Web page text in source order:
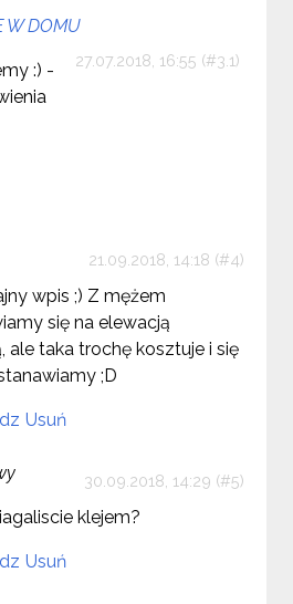
W DOMU
27.07.2018, 16:55
:) -
21.09.2018, 14:18
wpis ;) Z mężem
się na elewacją
ale taka trochę kosztuje i się
;D
Usuń
30.09.2018, 14:29
klejem?
Usuń